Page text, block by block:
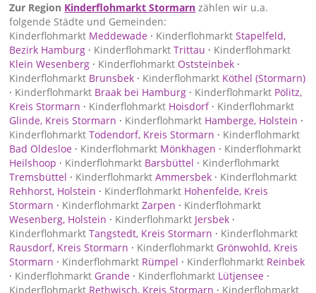
Zur Region Kinderflohmarkt Stormarn zählen wir u.a.
folgende Städte und Gemeinden:
Kinderflohmarkt Meddewade · Kinderflohmarkt Stapelfeld,
Bezirk Hamburg · Kinderflohmarkt Trittau · Kinderflohmarkt
Klein Wesenberg · Kinderflohmarkt Oststeinbek ·
Kinderflohmarkt Brunsbek · Kinderflohmarkt Köthel (Stormarn)
· Kinderflohmarkt Braak bei Hamburg · Kinderflohmarkt Pölitz,
Kreis Stormarn · Kinderflohmarkt Hoisdorf· Kinderflohmarkt
Glinde, Kreis Stormarn · Kinderflohmarkt Hamberge, Holstein ·
Kinderflohmarkt Todendorf, Kreis Stormarn · Kinderflohmarkt
Bad Oldesloe · Kinderflohmarkt Mönkhagen · Kinderflohmarkt
Heilshoop · Kinderflohmarkt Barsbüttel · Kinderflohmarkt
Tremsbüttel · Kinderflohmarkt Ammersbek · Kinderflohmarkt
Rehhorst, Holstein · Kinderflohmarkt Hohenfelde, Kreis
Stormarn · Kinderflohmarkt Zarpen · Kinderflohmarkt
Wesenberg, Holstein · Kinderflohmarkt Jersbek ·
Kinderflohmarkt Tangstedt, Kreis Stormarn · Kinderflohmarkt
Rausdorf, Kreis Stormarn · Kinderflohmarkt Grönwohld, Kreis
Stormarn · Kinderflohmarkt Rümpel · Kinderflohmarkt Reinbek
· Kinderflohmarkt Grande · Kinderflohmarkt Lütjensee ·
Kinderflohmarkt Rethwisch, Kreis Stormarn · Kinderflohmarkt